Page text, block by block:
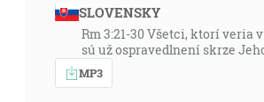
SLOVENSKY
Rm 3:21-30 Všetci, ktorí veria
sú už ospravedlnení skrze
MP3